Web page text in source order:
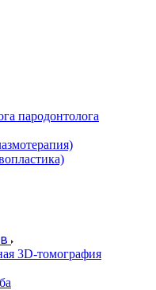
пародонтолога
3D-томография